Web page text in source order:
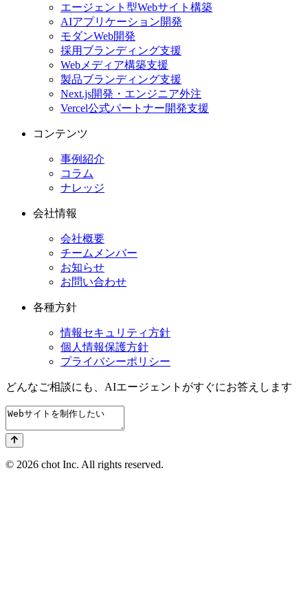
エージェント型Webサイト構築
AIアプリケーション開発
モダンWeb開発
採用ブランディング支援
Webメディア構築支援
製品ブランディング支援
Next.js開発・エンジニア外注
Vercel公式パートナー開発支援
コンテンツ
事例紹介
コラム
ナレッジ
会社情報
会社概要
チームメンバー
お知らせ
お問い合わせ
各種方針
情報セキュリティ方針
個人情報保護方針
プライバシーポリシー
どんなご相談にも、 AIエージェントがすぐにお答えします
© 2026 chot Inc. All rights reserved.